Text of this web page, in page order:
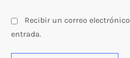
Recibir un correo
entrada.